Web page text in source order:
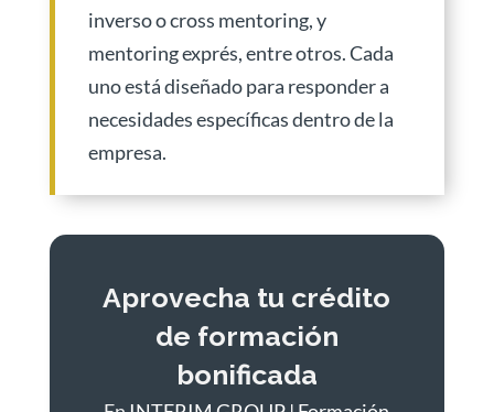
inverso o cross mentoring, y
mentoring exprés, entre otros. Cada
uno está diseñado para responder a
necesidades específicas dentro de la
empresa.
Aprovecha tu crédito
de formación
bonificada